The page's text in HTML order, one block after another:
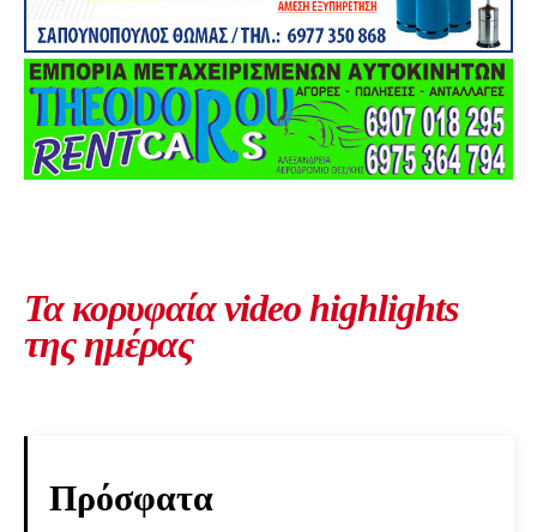
Τα κορυφαία video highlights
της ημέρας
Πρόσφατα